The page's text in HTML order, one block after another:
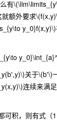
有
额外要求
关于
连续来
积，则有式